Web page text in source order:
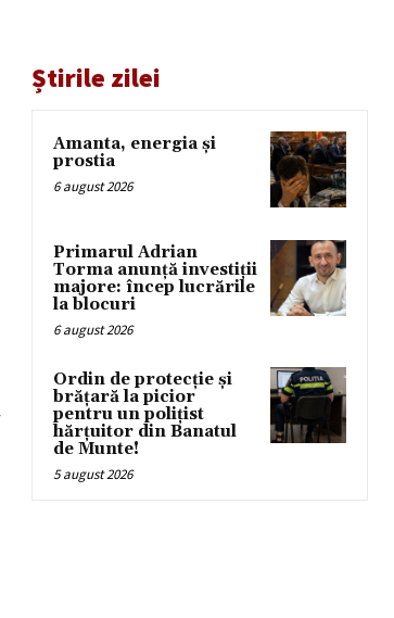
Știrile zilei
Amanta, energia și
prostia
6 august 2026
Primarul Adrian
Torma anunță investiții
majore: încep lucrările
la blocuri
6 august 2026
Ordin de protecție și
brățară la picior
pentru un polițist
hărțuitor din Banatul
de Munte!
5 august 2026